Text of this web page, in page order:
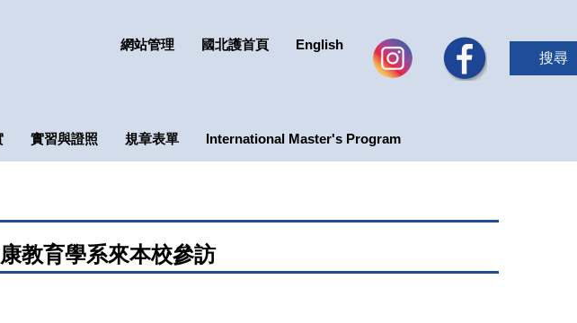
網站管理 國北護首頁
English
搜尋
實習與證照 規章表單 International Master's Program
教育學系來本校參訪